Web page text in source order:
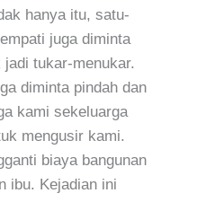
hanya itu, satu-
juga diminta
tukar-menukar.
diminta pindah dan
kami sekeluarga
mengusir kami.
biaya bangunan
ibu. Kejadian ini